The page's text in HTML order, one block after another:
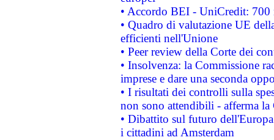
• Accordo BEI - UniCredit:
• Quadro di valutazione UE
efficienti nell'Unione
• Peer review della Corte dei
• Insolvenza: la Commissione
imprese e dare una seconda
• I risultati dei controlli sulla
non sono attendibili - afferma la
• Dibattito sul futuro
i cittadini ad Amsterdam